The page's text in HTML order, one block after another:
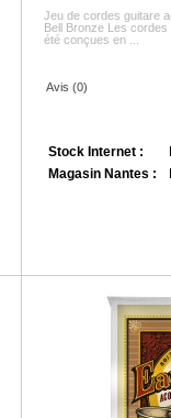
Jeu de cordes guitare
Bell Bronze Les
été conçues en ...
Avis (0)
Stock Internet :
Magasin Nantes :